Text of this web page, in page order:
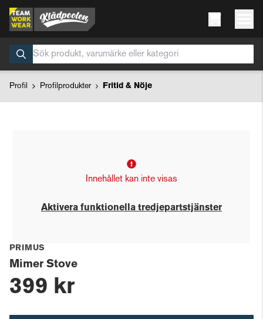
Profil Profilprodukter Fritid & Nöje
Innehållet kan inte visas
Aktivera funktionella tredjepartstjänster
PRIMUS
Mimer Stove
399 kr